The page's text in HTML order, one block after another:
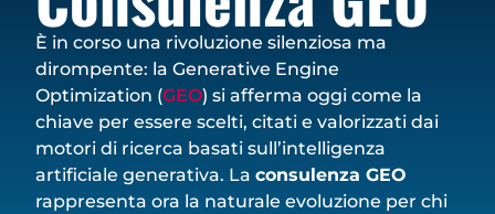
È in corso una rivoluzione silenziosa ma
dirompente: la Generative Engine
Optimization (GEO) si afferma oggi come la
chiave per essere scelti, citati e valorizzati dai
motori di ricerca basati sull’intelligenza
artificiale generativa. La consulenza GEO
rappresenta ora la naturale evoluzione per chi